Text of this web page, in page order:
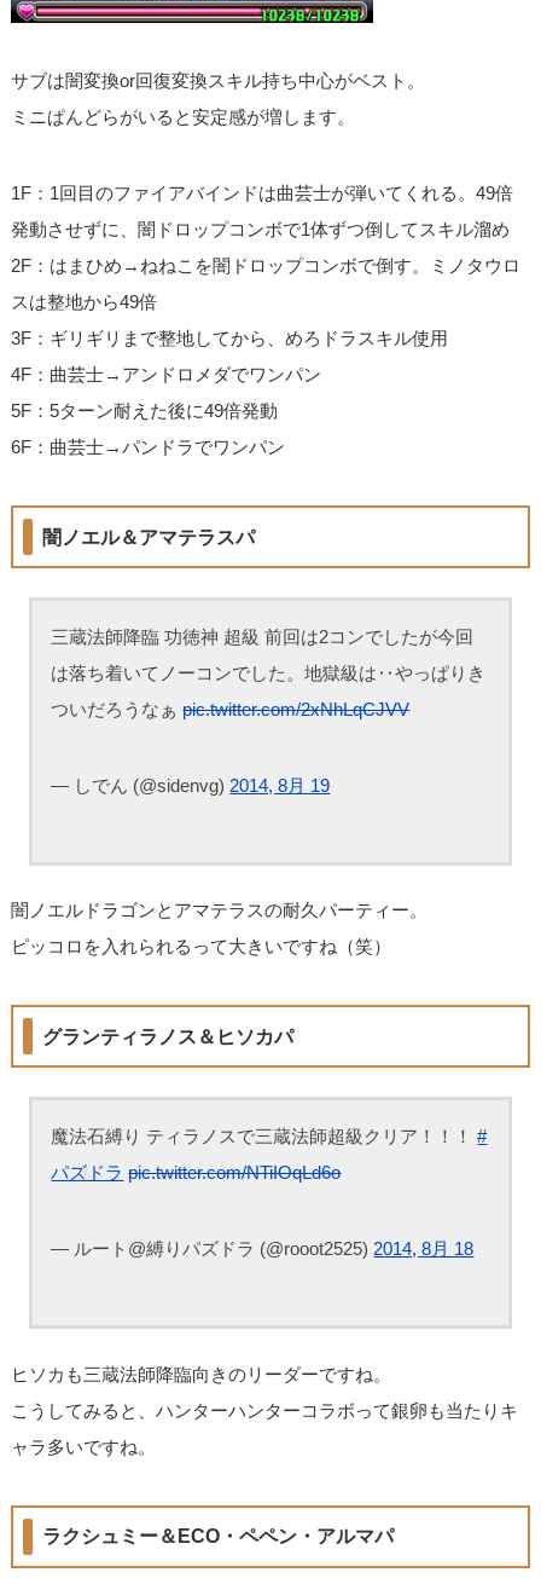
サブは闇変換or回復変換スキル持ち中心がベスト。
ミニぱんどらがいると安定感が増します。
1F：1回目のファイアバインドは曲芸士が弾いてくれる。49倍
発動させずに、闇ドロップコンボで1体ずつ倒してスキル溜め
2F：はまひめ→ねねこを闇ドロップコンボで倒す。ミノタウロ
スは整地から49倍
3F：ギリギリまで整地してから、めろドラスキル使用
4F：曲芸士→アンドロメダでワンパン
5F：5ターン耐えた後に49倍発動
6F：曲芸士→パンドラでワンパン
闇ノエル＆アマテラスパ
三蔵法師降臨 功徳神 超級 前回は2コンでしたが今回
は落ち着いてノーコンでした。地獄級は‥やっぱりき
ついだろうなぁpic.twitter.com/2xNhLqCJVV
— しでん (@sidenvg) 2014, 8月 19
闇ノエルドラゴンとアマテラスの耐久パーティー。
ピッコロを入れられるって大きいですね（笑）
グランティラノス＆ヒソカパ
魔法石縛り ティラノスで三蔵法師超級クリア！！！#
パズドラ pic.twitter.com/NTiIOqLd6o
— ルート@縛りパズドラ (@rooot2525) 2014, 8月 18
ヒソカも三蔵法師降臨向きのリーダーですね。
こうしてみると、ハンターハンターコラボって銀卵も当たりキ
ャラ多いですね。
ラクシュミー＆ECO・ペペン・アルマパ